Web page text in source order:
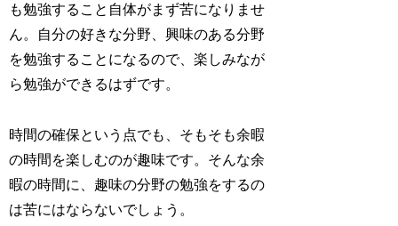
も勉強すること自体がまず苦になりませ
ん。自分の好きな分野、興味のある分野
を勉強することになるので、楽しみなが
ら勉強ができるはずです。
時間の確保という点でも、そもそも余暇
の時間を楽しむのが趣味です。そんな余
暇の時間に、趣味の分野の勉強をするの
は苦にはならないでしょう。